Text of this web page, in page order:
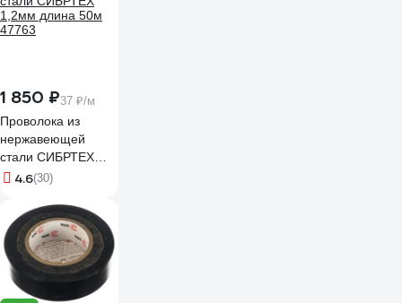
1 850 ₽37 ₽/м
Проволока из
нержавеющей
стали СИБРТЕХ
1,2мм длина 50м
4.6(30)